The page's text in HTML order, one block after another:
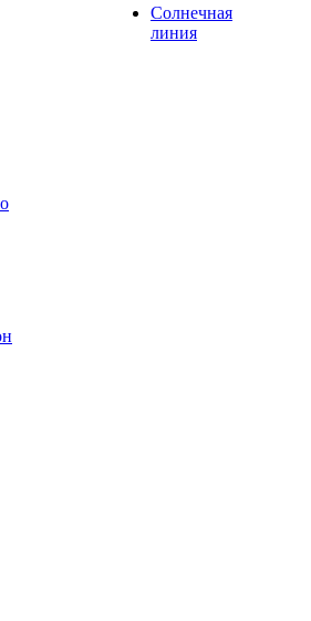
Солнечная
линия